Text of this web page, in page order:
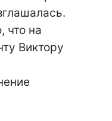
что на
Виктору